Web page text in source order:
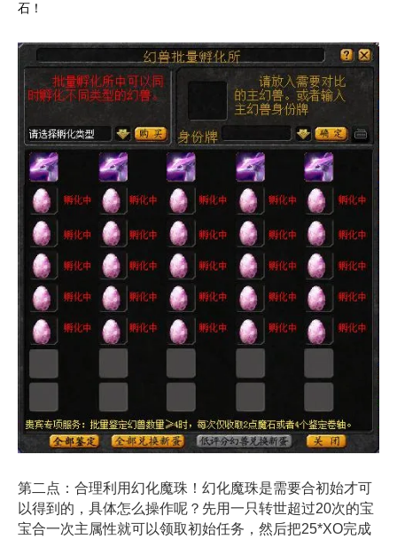
石！
第二点：合理利用幻化魔珠！幻化魔珠是需要合初始才可
以得到的，具体怎么操作呢？先用一只转世超过20次的宝
宝合一次主属性就可以领取初始任务，然后把25*XO完成